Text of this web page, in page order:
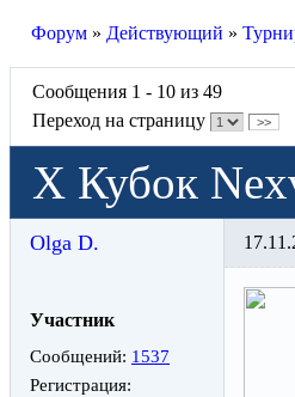
Форум » Действующий »
Сообщения 1 - 10 из 49
Переход на страницу
>>
Х Кубок
Olga D.
Участник
Сообщений: 1537
Регистрация: